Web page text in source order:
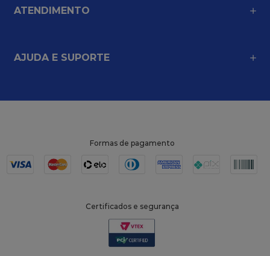
ATENDIMENTO
AJUDA E SUPORTE
Formas de pagamento
Certificados e segurança